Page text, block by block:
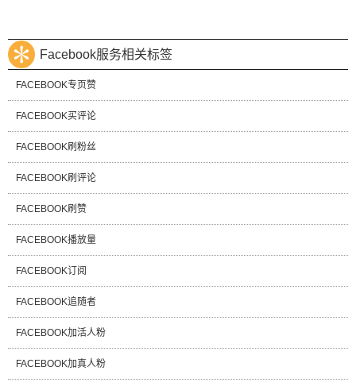
Facebook服务相关标签
FACEBOOK专页赞
FACEBOOK买评论
FACEBOOK刷粉丝
FACEBOOK刷评论
FACEBOOK刷赞
FACEBOOK播放量
FACEBOOK订阅
FACEBOOK追随者
FACEBOOK加活人粉
FACEBOOK加真人粉